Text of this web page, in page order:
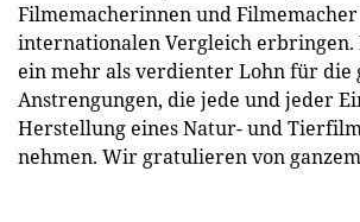
Filmemacherinnen und
internationalen Vergleich erbringen.
ein mehr als verdienter Lohn für die
Anstrengungen, die jede und jeder
Herstellung eines Natur- und
nehmen. Wir gratulieren von